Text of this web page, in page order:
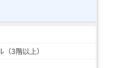
（3階以上）